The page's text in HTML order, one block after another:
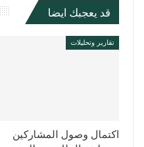
قد يعجبك ايضا
تقارير وتحليلات
اكتمال وصول المشاركين